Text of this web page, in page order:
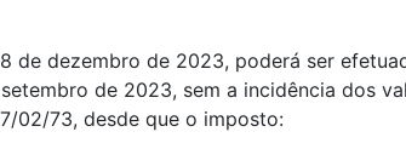
de dezembro de 2023, poderá ser
de 2023, sem a incidência dos
02/73, desde que o imposto: